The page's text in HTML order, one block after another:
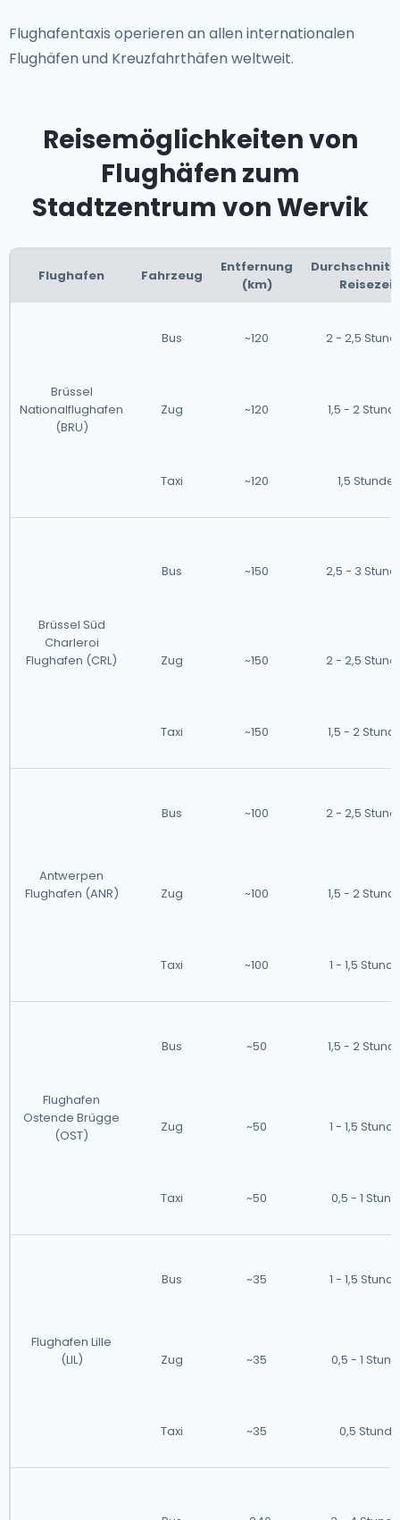
Flughafentaxis operieren an allen internationalen
Flughäfen und Kreuzfahrthäfen weltweit.
Reisemöglichkeiten von
Flughäfen zum
Stadtzentrum von Wervik
Flughafen Fahrzeug
Entfernung
(km)
Reisezeit
Brüssel
Nationalflughafen
(BRU)
Bus ~120 2 - 2,5
Zug ~120 1,5 - 2
Taxi ~120 1,5
Brüssel Süd
Charleroi
Flughafen (CRL)
Bus ~150 2,5 - 3
Zug ~150 2 - 2,5
Taxi ~150 1,5 - 2
Antwerpen
Flughafen (ANR)
Bus ~100 2 - 2,5
Zug ~100 1,5 - 2
Taxi ~100 1 - 1,5
Flughafen
Ostende Brügge
(OST)
Bus ~50 1,5 - 2
Zug ~50 1 - 1,5
Taxi ~50 0,5 - 1
Flughafen Lille
(LIL)
Bus ~35 1 - 1,5
Zug ~35 0,5 - 1
Taxi ~35 0,5 Stunde